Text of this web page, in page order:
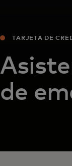
TARJETA DE
de